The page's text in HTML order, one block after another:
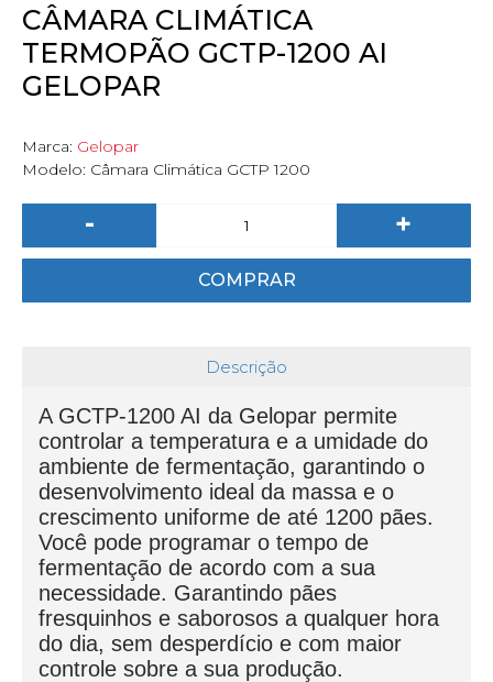
CÂMARA CLIMÁTICA
TERMOPÃO GCTP-1200 AI
GELOPAR
Marca: Gelopar
Modelo: Câmara Climática GCTP 1200
- +
COMPRAR
Descrição
A GCTP-1200 AI da Gelopar permite
controlar a temperatura e a umidade do
ambiente de fermentação, garantindo o
desenvolvimento ideal da massa e o
crescimento uniforme de até 1200 pães.
Você pode programar o tempo de
fermentação de acordo com a sua
necessidade. Garantindo pães
fresquinhos e saborosos a qualquer hora
do dia, sem desperdício e com maior
controle sobre a sua produção.